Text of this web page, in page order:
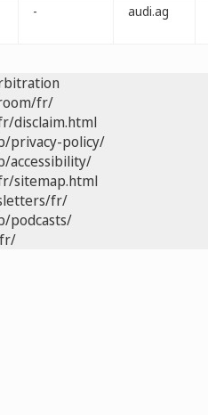
- audi.ag
fr/
disclaim.html
privacy-policy/
accessibility/
sitemap.html
fr/
podcasts/